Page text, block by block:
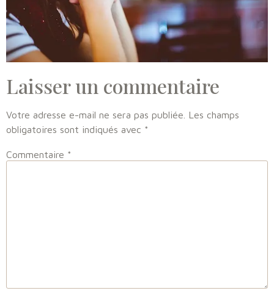
Laisser un commentaire
Votre adresse e-mail ne sera pas publiée. Les champs
obligatoires sont indiqués avec *
Commentaire *